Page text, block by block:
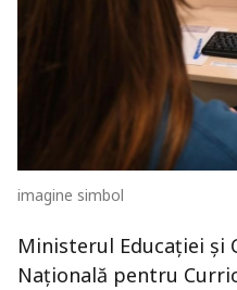
imagine simbol
Ministerul Educației și
Națională pentru